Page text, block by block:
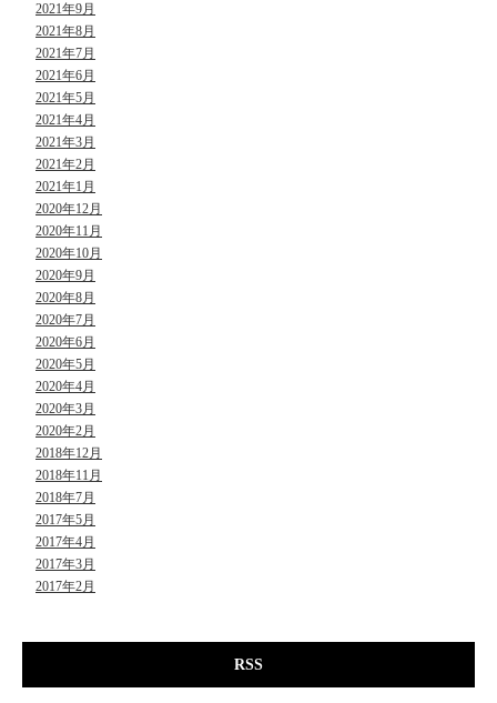
2021年9月
2021年8月
2021年7月
2021年6月
2021年5月
2021年4月
2021年3月
2021年2月
2021年1月
2020年12月
2020年11月
2020年10月
2020年9月
2020年8月
2020年7月
2020年6月
2020年5月
2020年4月
2020年3月
2020年2月
2018年12月
2018年11月
2018年7月
2017年5月
2017年4月
2017年3月
2017年2月
RSS